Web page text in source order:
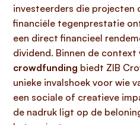
investeerders die projecten
financiële tegenprestatie
een direct financieel
dividend. Binnen de context
crowdfunding biedt ZIB
unieke invalshoek voor wie
een sociale of creatieve
de nadruk ligt op de